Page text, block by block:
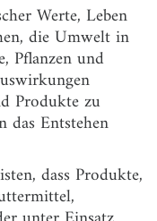
Sicherheit
Werte, Leben
die Umwelt in
Pflanzen und
Produkte zu
das Entstehen
dass Produkte,